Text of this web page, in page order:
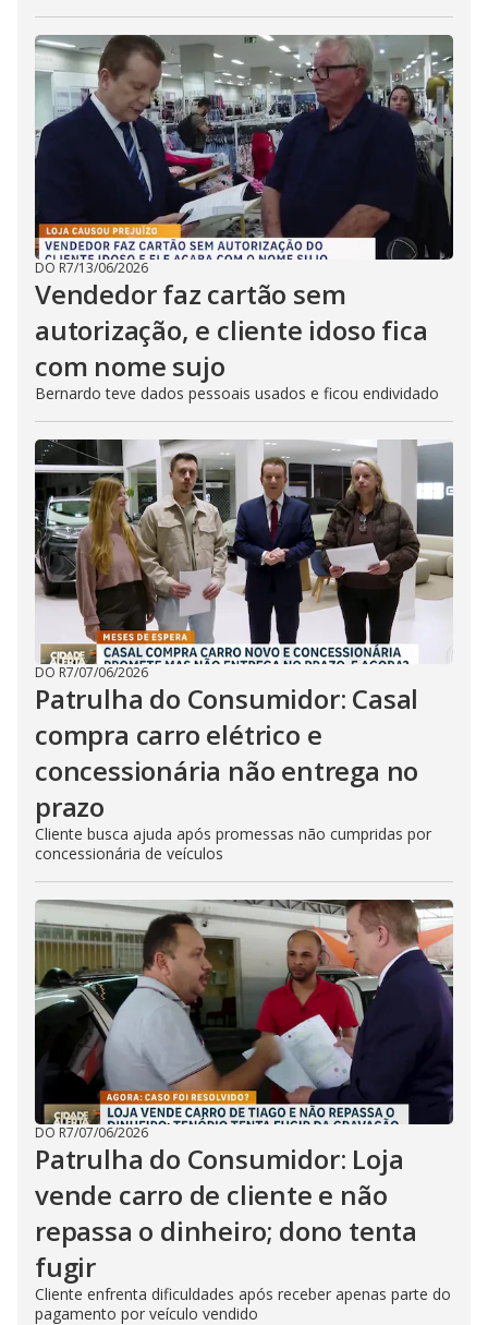
DO R7/13/06/2026
Vendedor faz cartão sem
autorização, e cliente idoso fica
com nome sujo
Bernardo teve dados pessoais usados e ficou endividado
DO R7/07/06/2026
Patrulha do Consumidor: Casal
compra carro elétrico e
concessionária não entrega no
prazo
Cliente busca ajuda após promessas não cumpridas por
concessionária de veículos
DO R7/07/06/2026
Patrulha do Consumidor: Loja
vende carro de cliente e não
repassa o dinheiro; dono tenta
fugir
Cliente enfrenta dificuldades após receber apenas parte do
pagamento por veículo vendido